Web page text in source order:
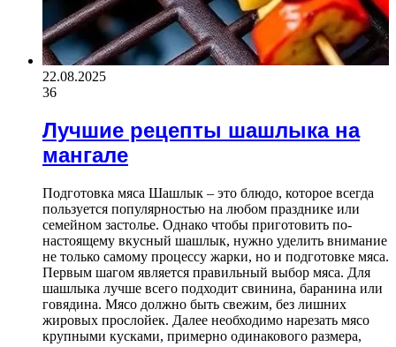
22.08.2025
36
Лучшие рецепты шашлыка на
мангале
Подготовка мяса Шашлык – это блюдо, которое всегда
пользуется популярностью на любом празднике или
семейном застолье. Однако чтобы приготовить по-
настоящему вкусный шашлык, нужно уделить внимание
не только самому процессу жарки, но и подготовке мяса.
Первым шагом является правильный выбор мяса. Для
шашлыка лучше всего подходит свинина, баранина или
говядина. Мясо должно быть свежим, без лишних
жировых прослойек. Далее необходимо нарезать мясо
крупными кусками, примерно одинакового размера,